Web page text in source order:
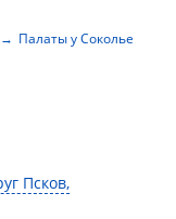
Псков,
Палаты у Сокольей